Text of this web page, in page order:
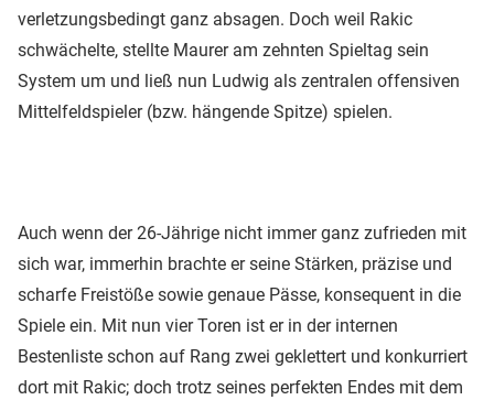
verletzungsbedingt ganz absagen. Doch weil Rakic
schwächelte, stellte Maurer am zehnten Spieltag sein
System um und ließ nun Ludwig als zentralen offensiven
Mittelfeldspieler (bzw. hängende Spitze) spielen.
Auch wenn der 26-Jährige nicht immer ganz zufrieden mit
sich war, immerhin brachte er seine Stärken, präzise und
scharfe Freistöße sowie genaue Pässe, konsequent in die
Spiele ein. Mit nun vier Toren ist er in der internen
Bestenliste schon auf Rang zwei geklettert und konkurriert
dort mit Rakic; doch trotz seines perfekten Endes mit dem